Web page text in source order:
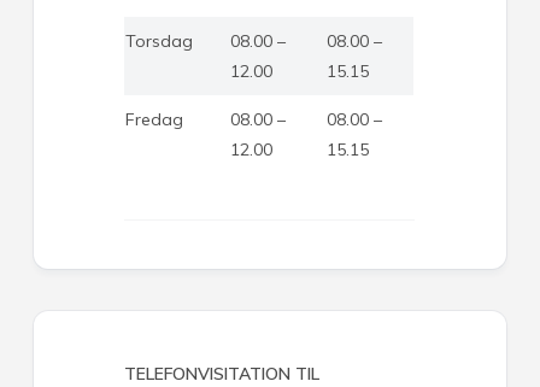
Torsdag
08.00 –
12.00
08.00 –
15.15
Fredag
08.00 –
12.00
08.00 –
15.15
TELEFONVISITATION TIL